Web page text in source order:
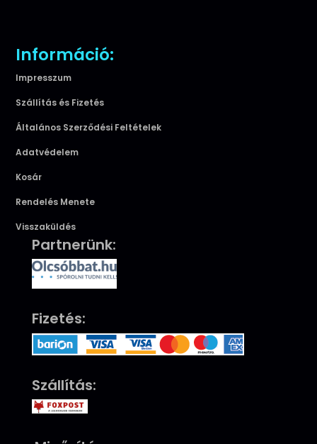
Információ:
Impresszum
Szállítás és Fizetés
Általános Szerződési Feltételek
Adatvédelem
Kosár
Rendelés Menete
Visszaküldés
Partnerünk:
Fizetés:
Szállítás: